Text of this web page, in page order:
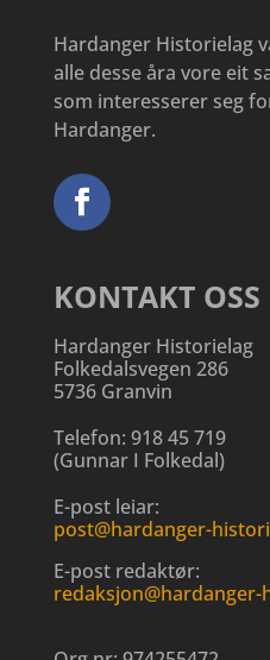
Hardanger Historielag
alle desse åra vore eit
som interesserer seg
Hardanger.
KONTAKT OSS
Hardanger Historielag
Folkedalsvegen 286
5736 Granvin
Telefon: 918 45 719
(Gunnar I Folkedal)
E-post leiar:
post@hardanger-
E-post redaktør: